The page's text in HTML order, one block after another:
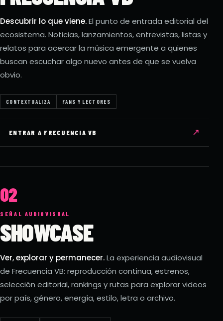
Descubrir lo que viene.El punto de entrada editorial del
ecosistema. Noticias, lanzamientos, entrevistas, listas y
relatos para acercar la música emergente a quienes
buscan escuchar algo nuevo antes de que se vuelva
obvio.
CONTEXTUALIZA FANS Y LECTORES
ENTRAR A FRECUENCIA VB ↗
02
SEÑAL AUDIOVISUAL
SHOWCASE
Ver, explorar y permanecer.La experiencia audiovisual
de Frecuencia VB: reproducción continua, estrenos,
selección editorial, rankings y rutas para explorar videos
por país, género, energía, estilo, letra o archivo.